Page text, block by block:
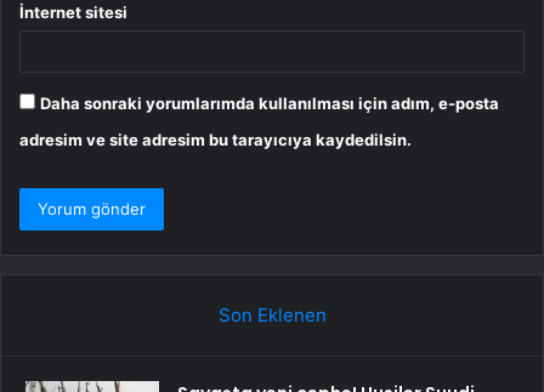
İnternet sitesi
Daha sonraki yorumlarımda kullanılması için adım, e-posta
adresim ve site adresim bu tarayıcıya kaydedilsin.
Son Eklenen